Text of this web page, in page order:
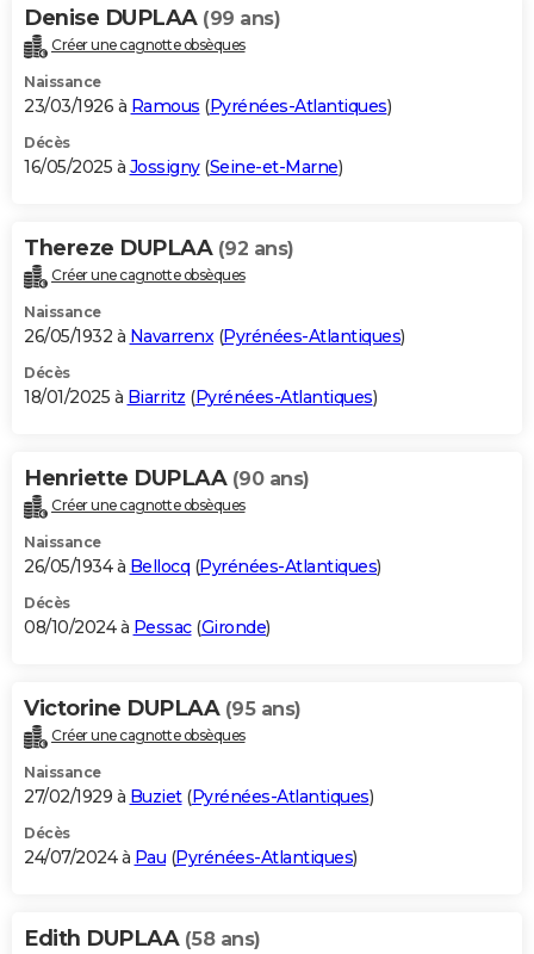
Denise DUPLAA (99 ans)
Créer une cagnotte obsèques
Naissance
23/03/1926 à Ramous (Pyrénées-Atlantiques)
Décès
16/05/2025 à Jossigny(Seine-et-Marne)
Thereze DUPLAA (92 ans)
Créer une cagnotte obsèques
Naissance
26/05/1932 à Navarrenx(Pyrénées-Atlantiques)
Décès
18/01/2025 à Biarritz (Pyrénées-Atlantiques)
Henriette DUPLAA (90 ans)
Créer une cagnotte obsèques
Naissance
26/05/1934 à Bellocq (Pyrénées-Atlantiques)
Décès
08/10/2024 à Pessac(Gironde)
Victorine DUPLAA (95 ans)
Créer une cagnotte obsèques
Naissance
27/02/1929 à Buziet(Pyrénées-Atlantiques)
Décès
24/07/2024 à Pau (Pyrénées-Atlantiques)
Edith DUPLAA (58 ans)